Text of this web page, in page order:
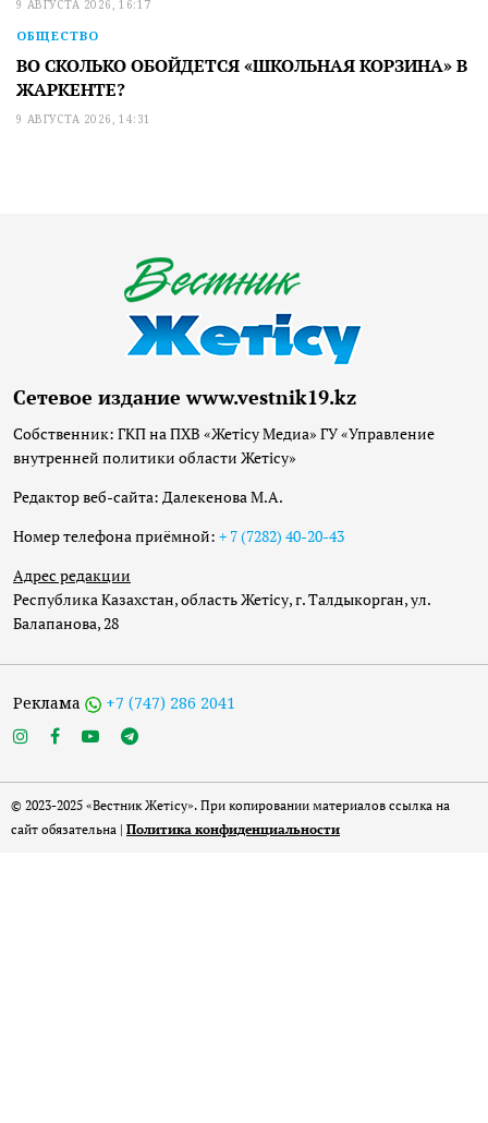
9 АВГУСТА 2026, 16:17
ОБЩЕСТВО
ВО СКОЛЬКО ОБОЙДЕТСЯ «ШКОЛЬНАЯ КОРЗИНА» В
ЖАРКЕНТЕ?
9 АВГУСТА 2026, 14:31
Сетевое издание www.vestnik19.kz
Собственник: ГКП на ПХВ «Жетісу Медиа» ГУ «Управление
внутренней политики области Жетісу»
Редактор веб-сайта: Далекенова М.А.
Номер телефона приёмной: + 7 (7282) 40-20-43
Адрес редакции
Республика Казахстан, область Жетісу, г. Талдыкорган, ул.
Балапанова, 28
Реклама +7 (747) 286 2041
© 2023-2025 «Вестник Жетісу». При копировании материалов ссылка на
сайт обязательна | Политика конфиденциальности